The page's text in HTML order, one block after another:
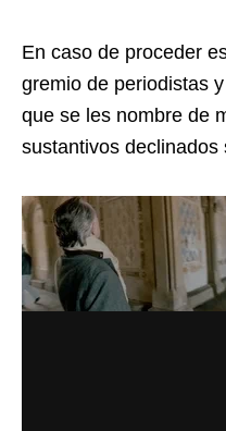
En caso de proceder
gremio de periodistas
que se les nombre de
sustantivos declinados